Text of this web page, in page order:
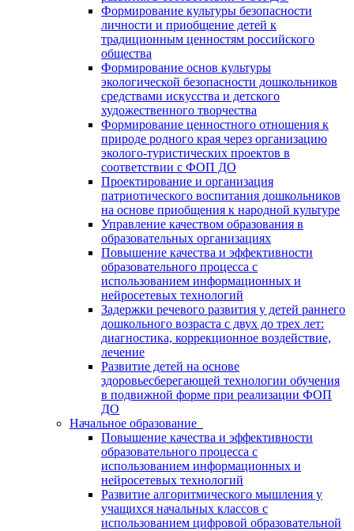
Формирование культуры безопасности
личности и приобщение детей к
традиционным ценностям российского
общества
Формирование основ культуры
экологической безопасности дошкольников
средствами искусства и детского
художественного творчества
Формирование ценностного отношения к
природе родного края через организацию
эколого-туристических проектов в
соответствии с ФОП ДО
Проектирование и организация
патриотического воспитания дошкольников
на основе приобщения к народной культуре
Управление качеством образования в
образовательных организациях
Повышение качества и эффективности
образовательного процесса с
использованием информационных и
нейросетевых технологий
Задержки речевого развития у детей раннего
дошкольного возраста с двух до трех лет:
диагностика, коррекционное воздействие,
лечение
Развитие детей на основе
здоровьесберегающей технологии обучения
в подвижной форме при реализации ФОП
ДО
Начальное образование
Повышение качества и эффективности
образовательного процесса с
использованием информационных и
нейросетевых технологий
Развитие алгоритмического мышления у
учащихся начальных классов с
использованием цифровой образовательной